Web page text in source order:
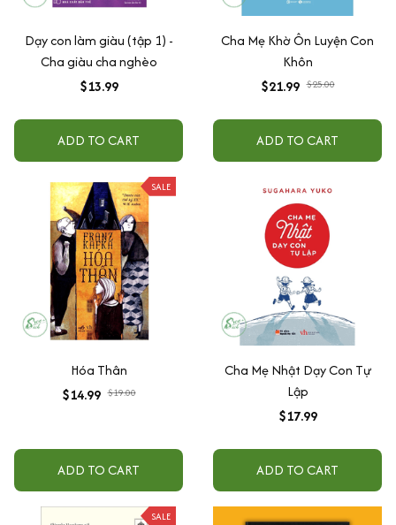
Dạy con làm giàu (tập 1) -
Cha giàu cha nghèo
$13.99
ADD TO CART
Cha Mẹ Khờ Ôn Luyện Con
Khôn
$21.99 $25.00
ADD TO CART
SALE
Hóa Thân
$14.99 $19.00
ADD TO CART
Cha Mẹ Nhật Dạy Con Tự
Lập
$17.99
ADD TO CART
SALE